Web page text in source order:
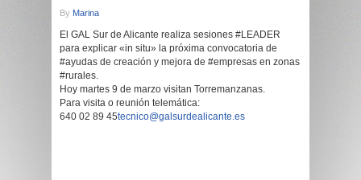
By Marina
El GAL Sur de Alicante realiza sesiones #LEADER
para explicar «in situ» la próxima convocatoria de
#ayudas de creación y mejora de #empresas en zonas
#rurales.
Hoy martes 9 de marzo visitan Torremanzanas.
Para visita o reunión telemática:
640 02 89 45tecnico@galsurdealicante.es